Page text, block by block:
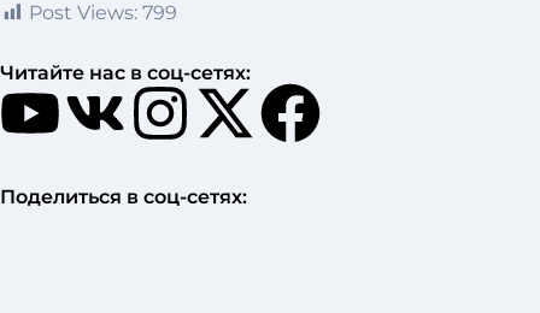
Post Views: 799
Читайте нас в соц-сетях:
Поделиться в соц-сетях: